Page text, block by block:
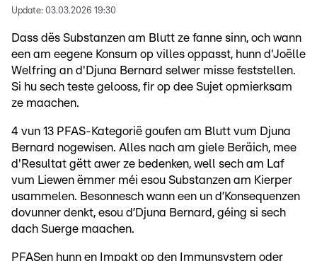
Update: 03.03.2026 19:30
Dass dës Substanzen am Blutt ze fanne sinn, och wann
een am eegene Konsum op villes oppasst, hunn d'Joëlle
Welfring an d'Djuna Bernard selwer misse feststellen.
Si hu sech teste gelooss, fir op dee Sujet opmierksam
ze maachen.
4 vun 13 PFAS-Kategorië goufen am Blutt vum Djuna
Bernard nogewisen. Alles nach am giele Beräich, mee
d'Resultat gëtt awer ze bedenken, well sech am Laf
vum Liewen ëmmer méi esou Substanzen am Kierper
usammelen. Besonnesch wann een un d’Konsequenzen
dovunner denkt, esou d’Djuna Bernard, géing si sech
dach Suerge maachen.
PFASen hunn en Impakt op den Immunsystem oder